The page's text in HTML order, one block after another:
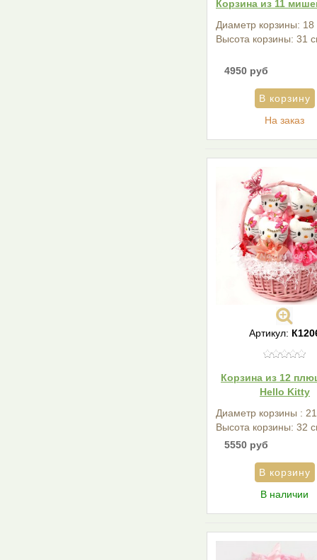
Корзина из 11
Диаметр корзины: 18
Высота корзины: 31
4950 руб
На заказ
Артикул:
Корзина из 12
Hello Kitty
Диаметр корзины :
Высота корзины: 32
5550 руб
В наличии